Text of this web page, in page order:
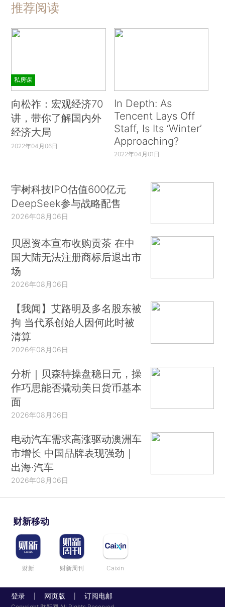
推荐阅读
私房课
向松祚：宏观经济70
讲，带你了解国内外
经济大局
2022年04月06日
In Depth: As
Tencent Lays Off
Staff, Is Its ‘Winter’
Approaching?
2022年04月01日
宇树科技IPO估值600亿元
DeepSeek参与战略配售
2026年08月06日
贝恩资本宣布收购贡茶 在中
国大陆无法注册商标后退出市
场
2026年08月06日
【我闻】艾路明及多名股东被
拘 当代系创始人因何此时被
清算
2026年08月06日
分析｜贝森特操盘稳日元，操
作巧思能否撬动美日货币基本
面
2026年08月06日
电动汽车需求高涨驱动澳洲车
市增长 中国品牌表现强劲｜
出海·汽车
2026年08月06日
财新移动
财新 财新周刊 Caixin
登录 网页版 订阅电邮